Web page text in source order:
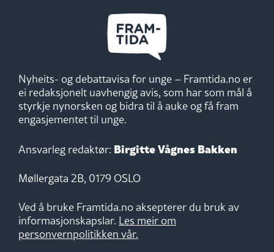
Nyheits- og debattavisa for unge – Framtida.no er
ei redaksjonelt uavhengig avis, som har som mål å
styrkje nynorsken og bidra til å auke og få fram
engasjementet til unge.
Ansvarleg redaktør: Birgitte Vågnes Bakken
Møllergata 2B, 0179 OSLO
Ved å bruke Framtida.no aksepterer du bruk av
informasjonskapslar. Les meir om
personvernpolitikken vår.